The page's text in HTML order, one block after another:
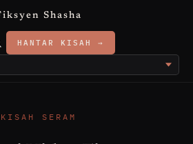
Shasha
HANTAR KISAH →
KISAH SERAM